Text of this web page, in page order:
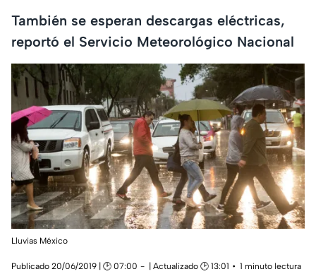
También se esperan descargas eléctricas,
reportó el Servicio Meteorológico Nacional
Lluvias México
Publicado 20/06/2019 | 🕑 07:00 | Actualizado 🕑 13:01
1 minuto lectura